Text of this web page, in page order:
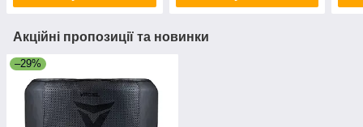
Акційні пропозиції та новинки
–29%